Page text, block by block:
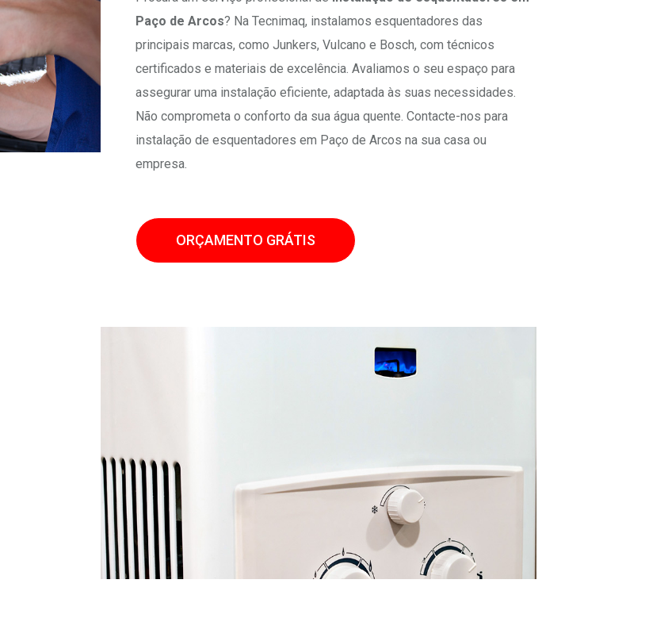
Paço de Arcos? Na Tecnimaq, instalamos esquentadores das
principais marcas, como Junkers, Vulcano e Bosch, com técnicos
certificados e materiais de excelência. Avaliamos o seu espaço para
assegurar uma instalação eficiente, adaptada às suas necessidades.
Não comprometa o conforto da sua água quente. Contacte-nos para
instalação de esquentadores em Paço de Arcos na sua casa ou
empresa.
ORÇAMENTO GRÁTIS